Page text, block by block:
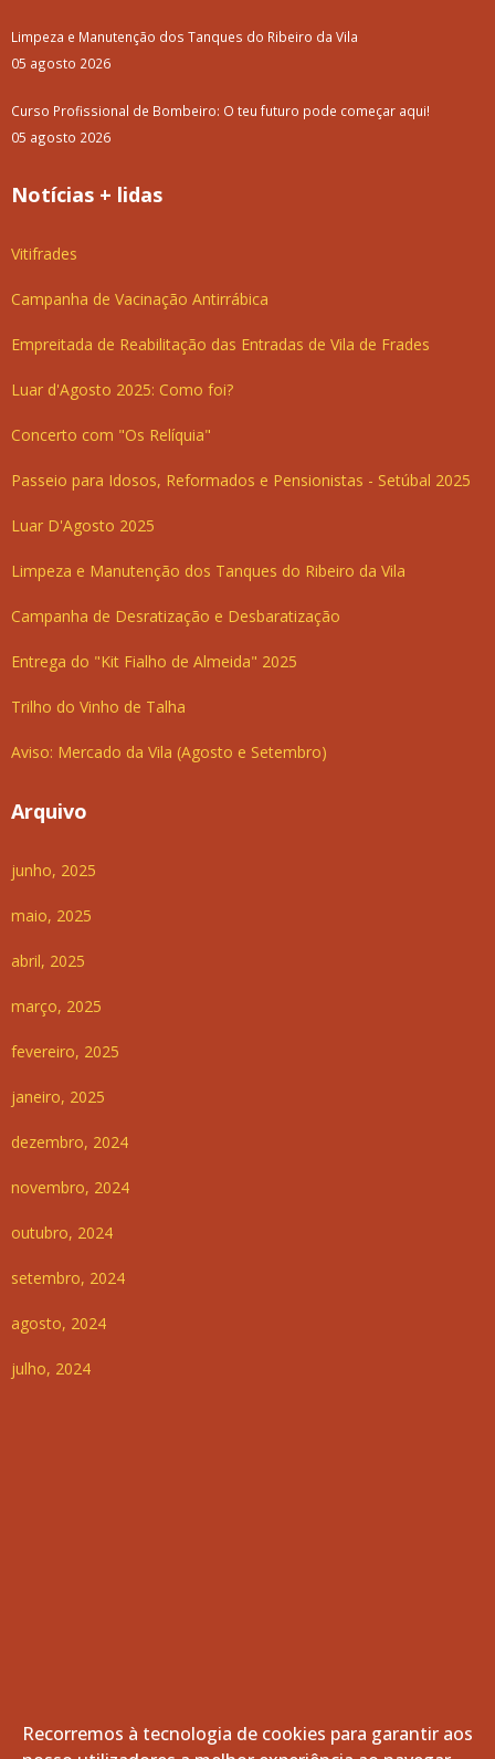
Limpeza e Manutenção dos Tanques do Ribeiro da Vila
05 agosto 2026
Curso Profissional de Bombeiro: O teu futuro pode começar aqui!
05 agosto 2026
Notícias + lidas
Vitifrades
Campanha de Vacinação Antirrábica
Empreitada de Reabilitação das Entradas de Vila de Frades
Luar d'Agosto 2025: Como foi?
Concerto com "Os Relíquia"
Passeio para Idosos, Reformados e Pensionistas - Setúbal 2025
Luar D'Agosto 2025
Limpeza e Manutenção dos Tanques do Ribeiro da Vila
Campanha de Desratização e Desbaratização
Entrega do "Kit Fialho de Almeida" 2025
Trilho do Vinho de Talha
Aviso: Mercado da Vila (Agosto e Setembro)
Arquivo
junho, 2025
maio, 2025
abril, 2025
março, 2025
fevereiro, 2025
janeiro, 2025
dezembro, 2024
novembro, 2024
outubro, 2024
setembro, 2024
agosto, 2024
julho, 2024
Recorremos à tecnologia de cookies para garantir aos